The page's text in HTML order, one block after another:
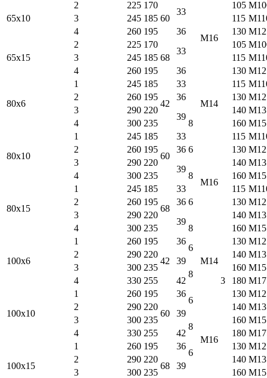
3
65х10
2 225 170
60
33
M16
105
3
245 185 115
4
260 195 36 130
65х15
2 225 170
68
33
105
3
245 185 115
4
260 195 36 130
80х6
1 245 185
42
33
M14
115
2
260 195 36 130
3
290 220
39
140
4
300 235 8 160
80х10
1 245 185
60
33
6
M16
115
2
260 195 36 130
3
290 220
39
140
4
300 235 8 160
80х15
1 245 185
68
33
6
115
2
260 195 36 130
3
290 220
39
140
4
300 235 8 160
100х6
1 260 195
42
36
6
M14
130
2
290 220
39
140
3
300 235
8
160
4
330 255 42 180
100х10
1 260 195
60
36
6
M16
130
2
290 220
39
140
3
300 235
8
160
4
330 255 42 180
100х15
1 260 195
68
36
6
130
2
290 220
39
140
3
300 235 160